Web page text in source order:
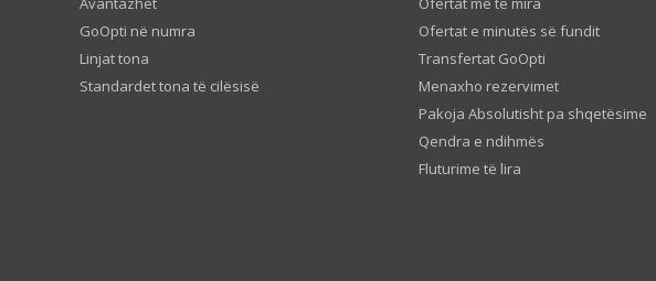
GoOpti në numra
Linjat tona
Standardet tona të cilësisë
Ofertat e minutës së fundit
Transfertat GoOpti
Menaxho rezervimet
Pakoja Absolutisht pa shqetësime
Qendra e ndihmës
Fluturime të lira